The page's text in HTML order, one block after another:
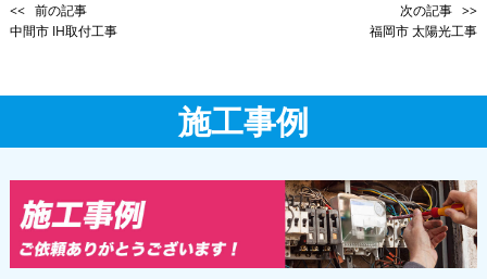
<< 前の記事
中間市 IH取付工事
次の記事 >>
福岡市 太陽光工事
施工事例